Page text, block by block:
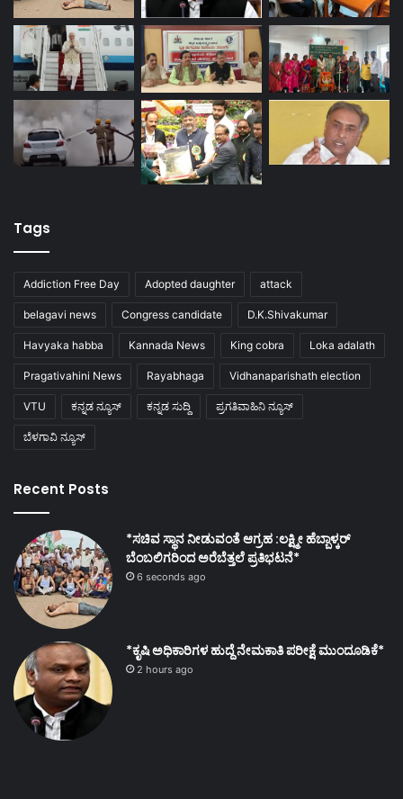
Tags
Addiction Free Day Adopted daughter attack
belagavi news Congress candidate D.K.Shivakumar
Havyaka habba Kannada News King cobra Loka adalath
Pragativahini News Rayabhaga Vidhanaparishath election
VTU ಕನ್ನಡ ನ್ಯೂಸ್ ಕನ್ನಡ ಸುದ್ದಿ ಪ್ರಗತಿವಾಹಿನಿ ನ್ಯೂಸ್
ಬೆಳಗಾವಿ ನ್ಯೂಸ್
Recent Posts
*ಸಚಿವ ಸ್ಥಾನ ನೀಡುವಂತೆ ಆಗ್ರಹ :ಲಕ್ಷ್ಮೀ ಹೆಬ್ಬಾಳ್ಕರ್
ಬೆಂಬಲಿಗರಿಂದ ಅರೆಬೆತ್ತಲೆ ಪ್ರತಿಭಟನೆ*
6 seconds ago
*ಕೃಷಿ ಅಧಿಕಾರಿಗಳ ಹುದ್ದೆ ನೇಮಕಾತಿ ಪರೀಕ್ಷೆ ಮುಂದೂಡಿಕೆ*
2 hours ago